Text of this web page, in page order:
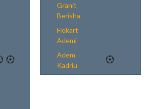
Granit
Berisha
Flokart
Ademi
Adem
Kadriu